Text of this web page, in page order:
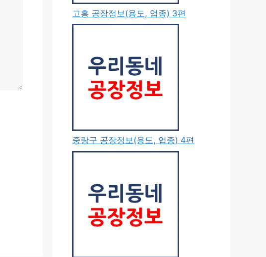
고흥 공장정보(용도, 업종) 3편
중랑구 공장정보(용도, 업종) 4편